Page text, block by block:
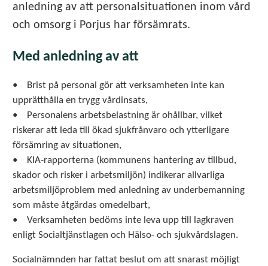
anledning av att personalsituationen inom vård
och omsorg i Porjus har försämrats.
Med anledning av att
• Brist på personal gör att verksamheten inte kan
upprätthålla en trygg vårdinsats,
• Personalens arbetsbelastning är ohållbar, vilket
riskerar att leda till ökad sjukfrånvaro och ytterligare
försämring av situationen,
• KIA-rapporterna (kommunens hantering av tillbud,
skador och risker i arbetsmiljön) indikerar allvarliga
arbetsmiljöproblem med anledning av underbemanning
som måste åtgärdas omedelbart,
• Verksamheten bedöms inte leva upp till lagkraven
enligt Socialtjänstlagen och Hälso- och sjukvårdslagen.
Socialnämnden har fattat beslut om att snarast möjligt